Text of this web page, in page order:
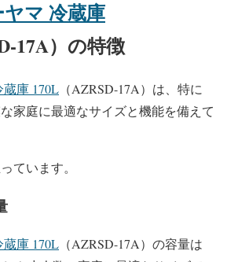
マ 冷蔵庫
17A）の特徴
庫 170L （AZRSD-17A）は、特に
家庭に最適なサイズと機能を備えて
ています。
庫 170L （AZRSD-17A）の容量は